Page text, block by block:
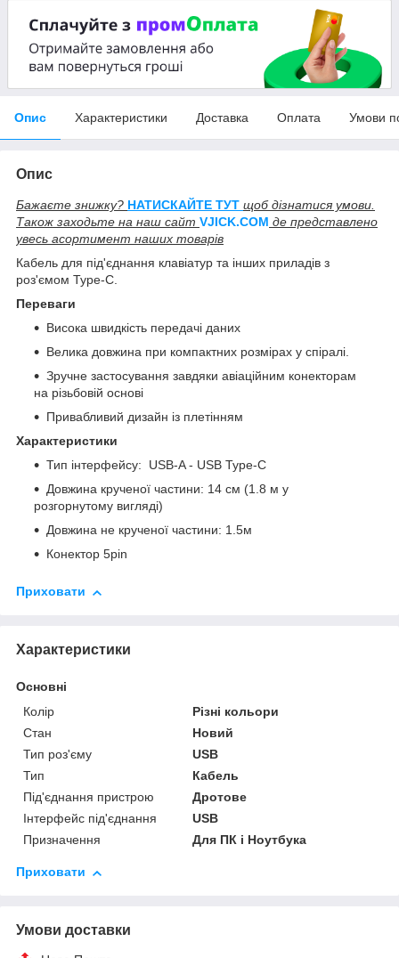
Опис Характеристики Доставка Оплата Умови
Опис
Бажаєте знижку? НАТИСКАЙТЕ ТУТ щоб дізнатися умови.
Також заходьте на наш сайт VJICK.COM де представлено
увесь асортимент наших товарів
Кабель для під'єднання клавіатур та інших приладів з
роз'ємом Type-C.
Переваги
Висока швидкість передачі даних
Велика довжина при компактних розмірах у спіралі.
Зручне застосування завдяки авіаційним конекторам
на різьбовій основі
Привабливий дизайн із плетінням
Характеристики
Тип інтерфейсу: USB-A - USB Type-C
Довжина крученої частини: 14 см (1.8 м у
розгорнутому вигляді)
Довжина не крученої частини: 1.5м
Конектор 5pin
Приховати
Характеристики
Основні
Колір
Різні кольори
Стан
Новий
Тип роз'єму
USB
Тип
Кабель
Під'єднання пристрою
Дротове
Інтерфейс під'єднання
USB
Призначення
Для ПК і Ноутбука
Приховати
Умови доставки